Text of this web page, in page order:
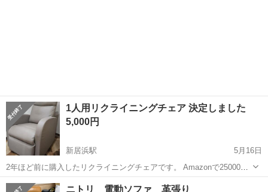
1人用リクライニングチェア 決定しました
5,000円
新居浜駅
5月16日
2年ほど前に購入したリクライニングチェアです。 Amazonで25000円
ほどで購入しました。 あまり使用しておらず綺麗な状態です。 取りに
愛媛 新居浜市 新居浜駅 リクライニング
ニトリ 電動ソファ 革張り